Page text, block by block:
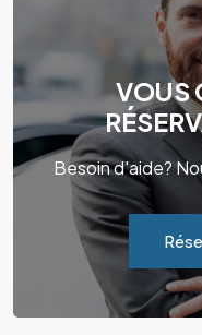
VOUS
Besoin d'aide?